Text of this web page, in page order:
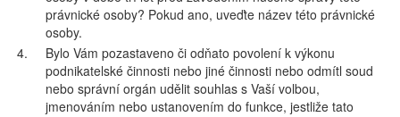
právnické osoby? Pokud ano, uveďte název této právnické
osoby.
4.
Bylo Vám pozastaveno či odňato povolení k výkonu
podnikatelské činnosti nebo jiné činnosti nebo odmítl soud
nebo správní orgán udělit souhlas s Vaší volbou,
jmenováním nebo ustanovením do funkce, jestliže tato